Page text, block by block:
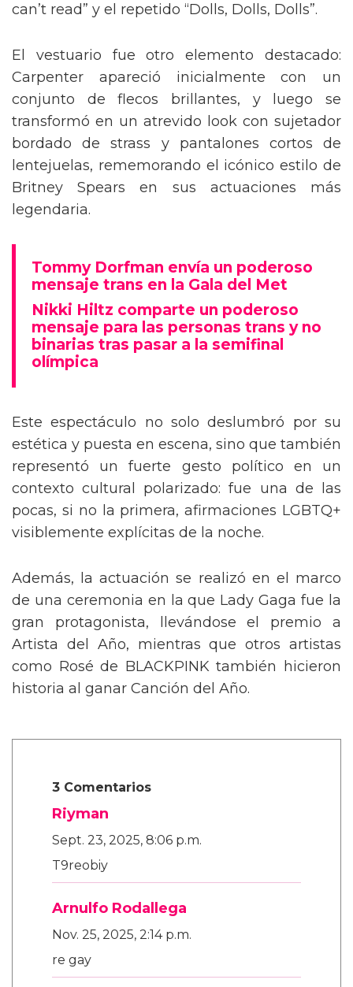
can’t read” y el repetido “Dolls, Dolls, Dolls”.
El vestuario fue otro elemento destacado:
Carpenter apareció inicialmente con un
conjunto de flecos brillantes, y luego se
transformó en un atrevido look con sujetador
bordado de strass y pantalones cortos de
lentejuelas, rememorando el icónico estilo de
Britney Spears en sus actuaciones más
legendaria.
Tommy Dorfman envía un poderoso
mensaje trans en la Gala del Met
Nikki Hiltz comparte un poderoso
mensaje para las personas trans y no
binarias tras pasar a la semifinal
olímpica
Este espectáculo no solo deslumbró por su
estética y puesta en escena, sino que también
representó un fuerte gesto político en un
contexto cultural polarizado: fue una de las
pocas, si no la primera, afirmaciones LGBTQ+
visiblemente explícitas de la noche.
Además, la actuación se realizó en el marco
de una ceremonia en la que Lady Gaga fue la
gran protagonista, llevándose el premio a
Artista del Año, mientras que otros artistas
como Rosé de BLACKPINK también hicieron
historia al ganar Canción del Año.
3 Comentarios
Riyman
Sept. 23, 2025, 8:06 p.m.
T9reobiy
Arnulfo Rodallega
Nov. 25, 2025, 2:14 p.m.
re gay